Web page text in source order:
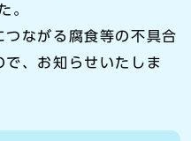
。
ながる腐食等の不具合
、お知らせいたしま